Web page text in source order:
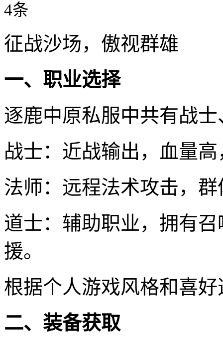
4条
征战沙场，傲视群雄
一、职业选择
逐鹿中原私服中共有战
战士：近战输出，血量
法师：远程法术攻击，
道士：辅助职业，拥有
援。
根据个人游戏风格和喜
二、装备获取